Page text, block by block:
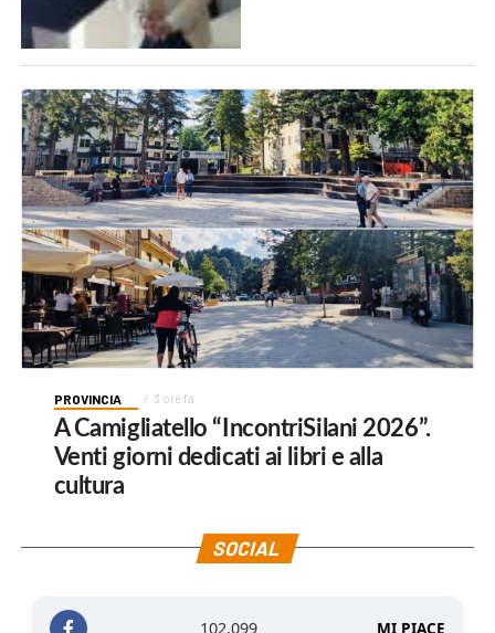
PROVINCIA 3 ore fa
A Camigliatello “IncontriSilani 2026”.
Venti giorni dedicati ai libri e alla
cultura
SOCIAL
102,099 MI PIACE